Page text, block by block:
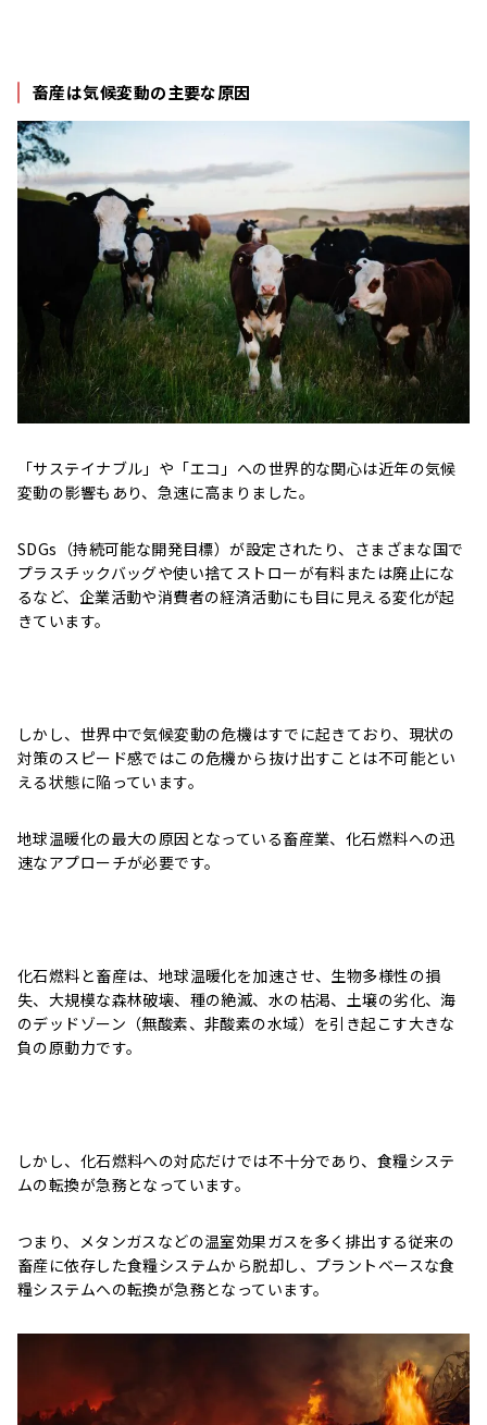
畜産は気候変動の主要な原因
「サステイナブル」や「エコ」への世界的な関心は近年の気候
変動の影響もあり、急速に高まりました。
SDGs（持続可能な開発目標）が設定されたり、さまざまな国で
プラスチックバッグや使い捨てストローが有料または廃止にな
るなど、企業活動や消費者の経済活動にも目に見える変化が起
きています。
しかし、世界中で気候変動の危機はすでに起きており、現状の
対策のスピード感ではこの危機から抜け出すことは不可能とい
える状態に陥っています。
地球温暖化の最大の原因となっている畜産業、化石燃料への迅
速なアプローチが必要です。
化石燃料と畜産は、地球温暖化を加速させ、生物多様性の損
失、大規模な森林破壊、種の絶滅、水の枯渇、土壌の劣化、海
のデッドゾーン（無酸素、非酸素の水域）を引き起こす大きな
負の原動力です。
しかし、化石燃料への対応だけでは不十分であり、食糧システ
ムの転換が急務となっています。
つまり、メタンガスなどの温室効果ガスを多く排出する従来の
畜産に依存した食糧システムから脱却し、プラントベースな食
糧システムへの転換が急務となっています。